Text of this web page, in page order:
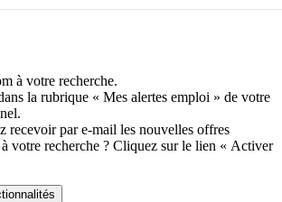
à votre recherche.
la rubrique « Mes alertes emploi » de votre
recevoir par e-mail les nouvelles offres
votre recherche ? Cliquez sur le lien « Activer